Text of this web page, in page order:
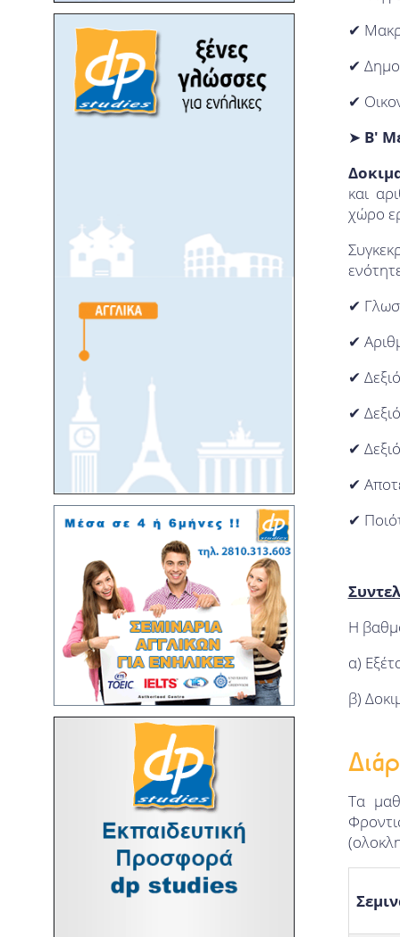
✔
✔
✔
➤ Β'
και
χώρο
✔
✔
✔
✔
✔
✔
✔
Η
α)
β)
Τα